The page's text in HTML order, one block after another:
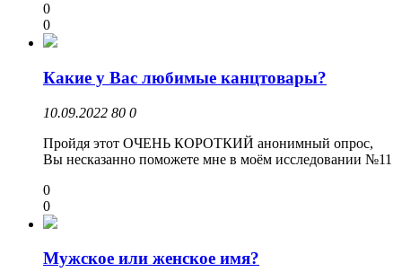
0
0
Какие у Вас любимые канцтовары?
10.09.2022 80 0
Пройдя этот ОЧЕНЬ КОРОТКИЙ анонимный опрос,
Вы несказанно поможете мне в моём исследовании №11
0
0
Мужское или женское имя?